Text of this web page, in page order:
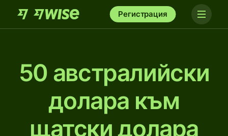
Регистрация
50 австралийски
доларa към
щатски долара